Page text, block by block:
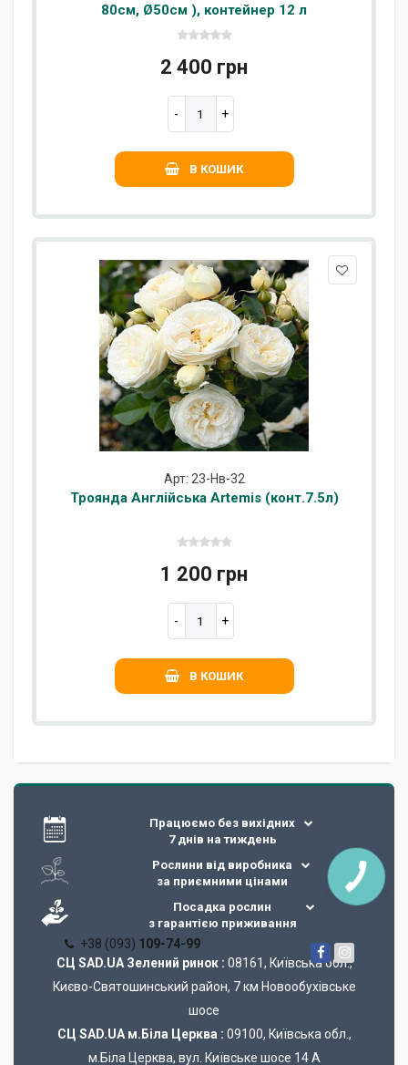
80см, Ø50см ), контейнер 12 л
2 400 грн
В КОШИК
Арт: 23-Нв-32
Троянда Англійська Artemis (конт.7.5л)
1 200 грн
В КОШИК
Працюємо без вихідних
7 днів на тиждень
Рослини від виробника
за приємними цінами
Посадка рослин
з гарантією приживання
+38 (093) 109-74-99
СЦ SAD.UA Зелений ринок : 08161, Київська обл.,
Києво-Святошинський район, 7 км Новообухівське
шосе
СЦ SAD.UA м.Біла Церква : 09100, Київська обл.,
м.Біла Церква, вул. Київське шосе 14 А